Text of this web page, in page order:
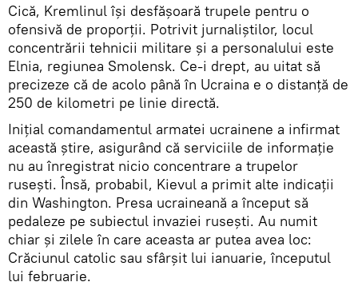
Cică, Kremlinul își desfășoară trupele pentru o
ofensivă de proporții. Potrivit jurnaliștilor, locul
concentrării tehnicii militare și a personalului este
Elnia, regiunea Smolensk. Ce-i drept, au uitat să
precizeze că de acolo până în Ucraina e o distanță de
250 de kilometri pe linie directă.
Inițial comandamentul armatei ucrainene a infirmat
această știre, asigurând că serviciile de informație
nu au înregistrat nicio concentrare a trupelor
rusești. Însă, probabil, Kievul a primit alte indicații
din Washington. Presa ucraineană a început să
pedaleze pe subiectul invaziei rusești. Au numit
chiar și zilele în care aceasta ar putea avea loc:
Crăciunul catolic sau sfârșit lui ianuarie, începutul
lui februarie.